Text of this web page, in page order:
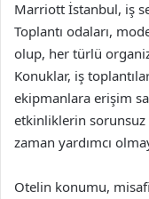
Marriott İstanbul, iş
Toplantı odaları,
olup, her türlü
Konuklar, iş
ekipmanlara erişim
etkinliklerin
zaman yardımcı
Otelin konumu,